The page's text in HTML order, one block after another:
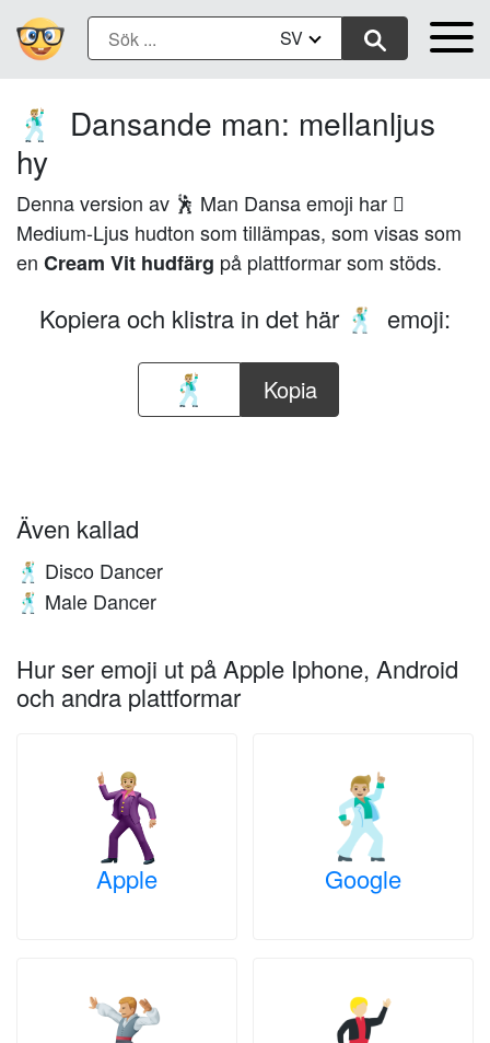
SV
🕺🏼
Dansande man: mellanljus
hy
Denna version av 🕺 Man Dansa emoji har 🏼
Medium-Ljus hudton som tillämpas, som visas som
en Cream Vit hudfärg på plattformar som stöds.
Kopiera och klistra in det här 🕺🏼 emoji:
Kopia
Även kallad
🕺🏼 Disco Dancer
🕺🏼 Male Dancer
Hur ser emoji ut på Apple Iphone, Android
och andra plattformar
Apple Google